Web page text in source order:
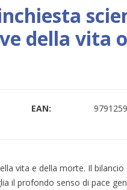
della vita
EAN:
vita e della morte. Il bilancio
il profondo senso di pace